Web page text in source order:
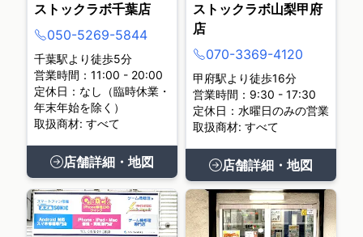
ストックラボ千葉店
050-5269-5844
千葉駅より徒歩5分
営業時間：11:00 - 20:00
定休日：なし（臨時休業・
年末年始を除く）
取扱商材: すべて
店舗詳細・地図
ストックラボ山梨甲府
店
070-3369-4120
甲府駅より徒歩16分
営業時間：9:30 - 17:30
定休日：水曜日のみの営業
取扱商材: すべて
店舗詳細・地図